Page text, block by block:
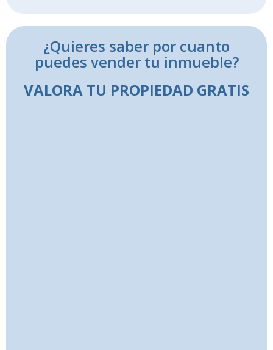
¿Quieres saber por cuanto
puedes vender tu inmueble?
VALORA TU PROPIEDAD GRATIS